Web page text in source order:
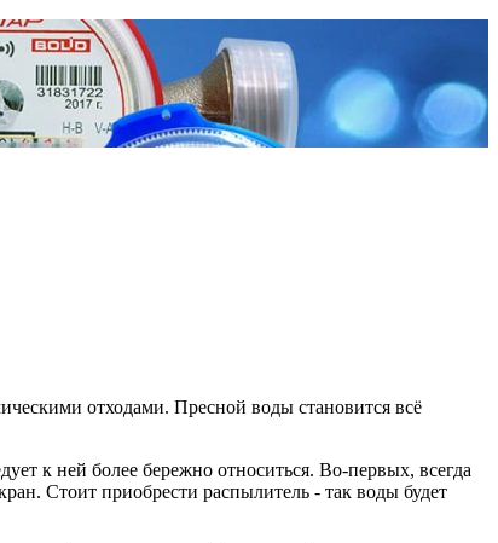
отходами. Пресной воды становится всё
к ней более бережно относиться. Во-первых, всегда
Стоит приобрести распылитель - так воды будет